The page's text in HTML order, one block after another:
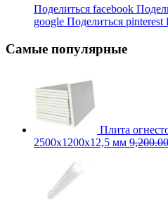
Поделиться facebook
google Поделиться pinterest
Самые популярные
Плита
2500х1200х12,5 мм